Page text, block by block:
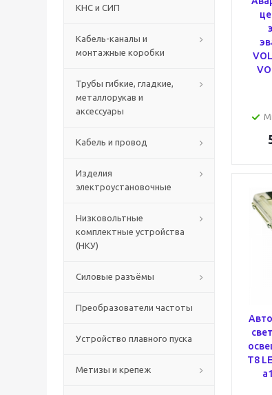
КНС и СИП
Кабель-каналы и
монтажные коробки
Трубы гибкие, гладкие,
металлорукав и
аксессуары
Кабель и провод
Изделия
электроустановочные
Низковольтные
комплектные устройства
(НКУ)
Силовые разъёмы
Преобразователи частоты
Устройство плавного пуска
Метизы и крепеж
T8